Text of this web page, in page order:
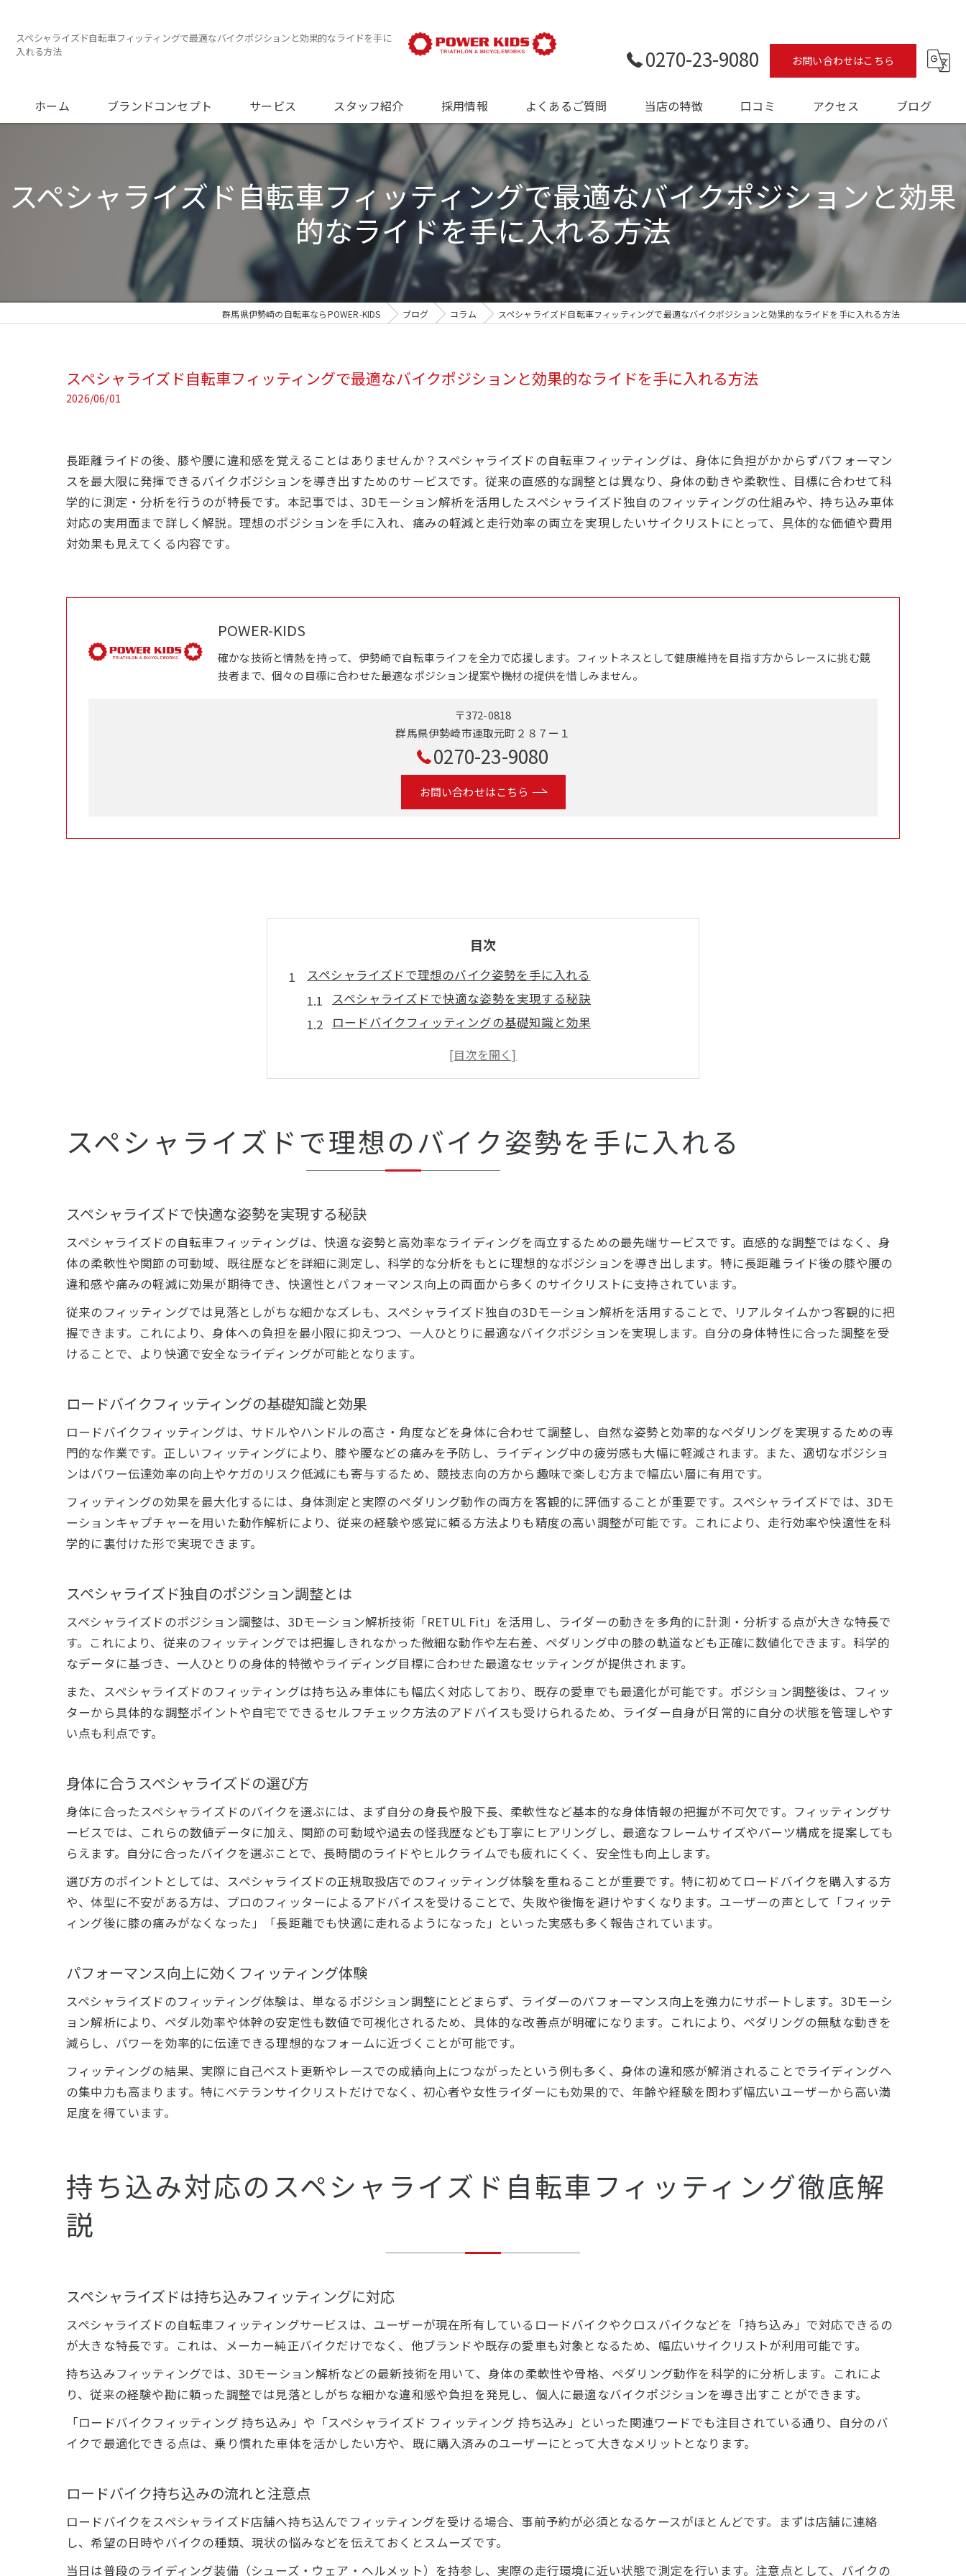
スペシャライズド自転車フィッティングで最適なバイクポジションと効果的なライドを手に
入れる方法
0270-23-9080 お問い合わせはこちら
ホーム ブランドコンセプト サービス
メンテナンスについて
オーバーホールについて
フィッティングについて
スタッフ紹介 採用情報 よくあるご質問 当店の特徴
ロードバイク
メンテナンス
フィッティング
オーバーホール
トレーニング
口コミ アクセス ブログ
スペシャライズド自転車フィッティングで最適なバイクポジションと効果
的なライドを手に入れる方法
群馬県伊勢崎の自転車ならPOWER-KIDS ブログ コラム スペシャライズド自転車フィッティングで最適なバイクポジションと効果的なライドを手に入れる方法
スペシャライズド自転車フィッティングで最適なバイクポジションと効果的なライドを手に入れる方法
2026/06/01
長距離ライドの後、膝や腰に違和感を覚えることはありませんか？スペシャライズドの自転車フィッティングは、身体に負担がかからずパフォーマン
スを最大限に発揮できるバイクポジションを導き出すためのサービスです。従来の直感的な調整とは異なり、身体の動きや柔軟性、目標に合わせて科
学的に測定・分析を行うのが特長です。本記事では、3Dモーション解析を活用したスペシャライズド独自のフィッティングの仕組みや、持ち込み車体
対応の実用面まで詳しく解説。理想のポジションを手に入れ、痛みの軽減と走行効率の両立を実現したいサイクリストにとって、具体的な価値や費用
対効果も見えてくる内容です。
POWER-KIDS
確かな技術と情熱を持って、伊勢崎で自転車ライフを全力で応援します。フィットネスとして健康維持を目指す方からレースに挑む競
技者まで、個々の目標に合わせた最適なポジション提案や機材の提供を惜しみません。
〒372-0818
群馬県伊勢崎市連取元町２８７ー１
0270-23-9080
お問い合わせはこちら
目次
スペシャライズドで理想のバイク姿勢を手に入れる
スペシャライズドで快適な姿勢を実現する秘訣
ロードバイクフィッティングの基礎知識と効果
スペシャライズド独自のポジション調整とは
スペシャライズドは持ち込みフィッティングに対応
持ち込み車体でのフィッティングおすすめ理由
スペシャライズド店舗選びのコツとポイント
ロードバイクフィッティングは意味ない？実際の効果を体感しよう
スペシャライズドで感じるフィッティング効果
ロードバイクフィッティングが意味ないと感じる理由
実際の体験談からわかるスペシャライズドの魅力
おすすめのフィッティング手法と注意点
快適な走行を実現するRETUL Fitの特徴と活用法
スペシャライズドで受けるRETUL Fitの強みとは
RETUL Fitの流れと料金の目安を解説
店舗ごとのRETUL Fit対応状況まとめ
快適な走行を支えるフィッティング技術
スペシャライズド公式のRETUL Fit徹底レビュー
フィッティングがもたらす身体への負担軽減効果
長距離ライドを快適にする調整ポイント
スペシャライズド独自のサポートと実例紹介
ロードバイク乗りの悩みを解決する新提案
東京でスペシャライズドフィッティングを受ける価値と選び方
東京でスペシャライズドフィッティングを選ぶ理由
スペシャライズド予約時に確認すべき事項
スペシャライズドで理想のバイク姿勢を手に入れる
スペシャライズドで快適な姿勢を実現する秘訣
スペシャライズドの自転車フィッティングは、快適な姿勢と高効率なライディングを両立するための最先端サービスです。直感的な調整ではなく、身
体の柔軟性や関節の可動域、既往歴などを詳細に測定し、科学的な分析をもとに理想的なポジションを導き出します。特に長距離ライド後の膝や腰の
違和感や痛みの軽減に効果が期待でき、快適性とパフォーマンス向上の両面から多くのサイクリストに支持されています。
従来のフィッティングでは見落としがちな細かなズレも、スペシャライズド独自の3Dモーション解析を活用することで、リアルタイムかつ客観的に把
握できます。これにより、身体への負担を最小限に抑えつつ、一人ひとりに最適なバイクポジションを実現します。自分の身体特性に合った調整を受
けることで、より快適で安全なライディングが可能となります。
ロードバイクフィッティングの基礎知識と効果
ロードバイクフィッティングは、サドルやハンドルの高さ・角度などを身体に合わせて調整し、自然な姿勢と効率的なペダリングを実現するための専
門的な作業です。正しいフィッティングにより、膝や腰などの痛みを予防し、ライディング中の疲労感も大幅に軽減されます。また、適切なポジショ
ンはパワー伝達効率の向上やケガのリスク低減にも寄与するため、競技志向の方から趣味で楽しむ方まで幅広い層に有用です。
フィッティングの効果を最大化するには、身体測定と実際のペダリング動作の両方を客観的に評価することが重要です。スペシャライズドでは、3Dモ
ーションキャプチャーを用いた動作解析により、従来の経験や感覚に頼る方法よりも精度の高い調整が可能です。これにより、走行効率や快適性を科
学的に裏付けた形で実現できます。
スペシャライズド独自のポジション調整とは
スペシャライズドのポジション調整は、3Dモーション解析技術「RETUL Fit」を活用し、ライダーの動きを多角的に計測・分析する点が大きな特長で
す。これにより、従来のフィッティングでは把握しきれなかった微細な動作や左右差、ペダリング中の膝の軌道なども正確に数値化できます。科学的
なデータに基づき、一人ひとりの身体的特徴やライディング目標に合わせた最適なセッティングが提供されます。
また、スペシャライズドのフィッティングは持ち込み車体にも幅広く対応しており、既存の愛車でも最適化が可能です。ポジション調整後は、フィッ
ターから具体的な調整ポイントや自宅でできるセルフチェック方法のアドバイスも受けられるため、ライダー自身が日常的に自分の状態を管理しやす
い点も利点です。
身体に合うスペシャライズドの選び方
身体に合ったスペシャライズドのバイクを選ぶには、まず自分の身長や股下長、柔軟性など基本的な身体情報の把握が不可欠です。フィッティングサ
ービスでは、これらの数値データに加え、関節の可動域や過去の怪我歴なども丁寧にヒアリングし、最適なフレームサイズやパーツ構成を提案しても
らえます。自分に合ったバイクを選ぶことで、長時間のライドやヒルクライムでも疲れにくく、安全性も向上します。
選び方のポイントとしては、スペシャライズドの正規取扱店でのフィッティング体験を重ねることが重要です。特に初めてロードバイクを購入する方
や、体型に不安がある方は、プロのフィッターによるアドバイスを受けることで、失敗や後悔を避けやすくなります。ユーザーの声として「フィッテ
ィング後に膝の痛みがなくなった」「長距離でも快適に走れるようになった」といった実感も多く報告されています。
パフォーマンス向上に効くフィッティング体験
スペシャライズドのフィッティング体験は、単なるポジション調整にとどまらず、ライダーのパフォーマンス向上を強力にサポートします。3Dモーシ
ョン解析により、ペダル効率や体幹の安定性も数値で可視化されるため、具体的な改善点が明確になります。これにより、ペダリングの無駄な動きを
減らし、パワーを効率的に伝達できる理想的なフォームに近づくことが可能です。
フィッティングの結果、実際に自己ベスト更新やレースでの成績向上につながったという例も多く、身体の違和感が解消されることでライディングへ
の集中力も高まります。特にベテランサイクリストだけでなく、初心者や女性ライダーにも効果的で、年齢や経験を問わず幅広いユーザーから高い満
足度を得ています。
持ち込み対応のスペシャライズド自転車フィッティング徹底解
説
スペシャライズドは持ち込みフィッティングに対応
スペシャライズドの自転車フィッティングサービスは、ユーザーが現在所有しているロードバイクやクロスバイクなどを「持ち込み」で対応できるの
が大きな特長です。これは、メーカー純正バイクだけでなく、他ブランドや既存の愛車も対象となるため、幅広いサイクリストが利用可能です。
持ち込みフィッティングでは、3Dモーション解析などの最新技術を用いて、身体の柔軟性や骨格、ペダリング動作を科学的に分析します。これによ
り、従来の経験や勘に頼った調整では見落としがちな細かな違和感や負担を発見し、個人に最適なバイクポジションを導き出すことができます。
「ロードバイクフィッティング 持ち込み」や「スペシャライズド フィッティング 持ち込み」といった関連ワードでも注目されている通り、自分のバ
イクで最適化できる点は、乗り慣れた車体を活かしたい方や、既に購入済みのユーザーにとって大きなメリットとなります。
ロードバイク持ち込みの流れと注意点
ロードバイクをスペシャライズド店舗へ持ち込んでフィッティングを受ける場合、事前予約が必須となるケースがほとんどです。まずは店舗に連絡
し、希望の日時やバイクの種類、現状の悩みなどを伝えておくとスムーズです。
当日は普段のライディング装備（シューズ・ウェア・ヘルメット）を持参し、実際の走行環境に近い状態で測定を行います。注意点として、バイクの
お問い合わせはこちら
お問い合わせはこちら